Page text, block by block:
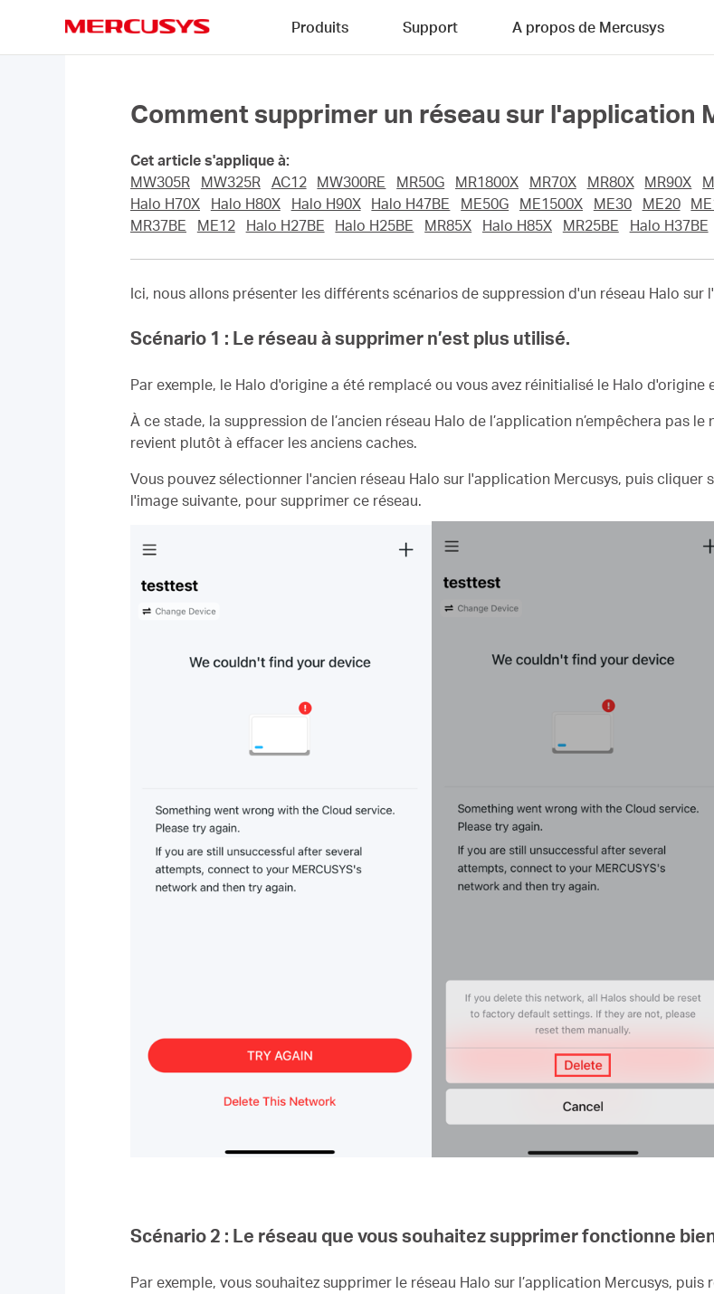
Produits Support A propos de Mercusys
Comment supprimer un réseau sur l'application
Cet article s'applique à:
MW305R
MW325R AC12 MW300RE MR50G MR1800X MR70X MR80X MR90X
Halo H70X
Halo H80X Halo H90X Halo H47BE ME50G ME1500X ME30 ME20
MR37BE
ME12 Halo H27BE Halo H25BE MR85X Halo H85X MR25BE Halo H37BE
Ici, nous allons présenter les différents scénarios de suppression d'un réseau Halo sur
Scénario 1 : Le réseau à supprimer n’est plus utilisé.
Par exemple, le Halo d'origine a été remplacé ou vous avez réinitialisé le Halo
À ce stade, la suppression de l’ancien réseau Halo de l’application n’empêchera pas
revient plutôt à effacer les anciens caches.
Vous pouvez sélectionner l'ancien réseau Halo sur l'application Mercusys, puis cliquer
l'image suivante, pour supprimer ce réseau.
Scénario 2 : Le réseau que vous souhaitez supprimer fonctionne
Par exemple, vous souhaitez supprimer le réseau Halo sur l’application Mercusys,